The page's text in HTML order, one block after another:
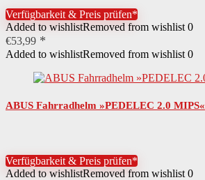
Verfügbarkeit & Preis prüfen*
Added to wishlistRemoved from wishlist 0
€53,99
Added to wishlistRemoved from wishlist 0
ABUS Fahrradhelm »PEDELEC 2.0 MIPS«
Verfügbarkeit & Preis prüfen*
Added to wishlistRemoved from wishlist 0